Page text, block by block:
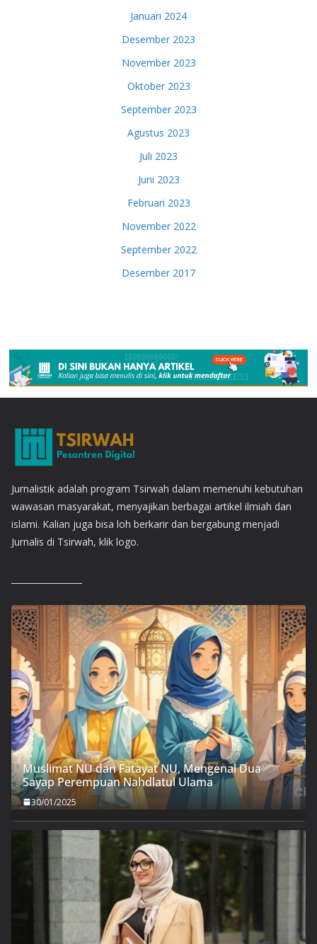
Januari 2024
Desember 2023
November 2023
Oktober 2023
September 2023
Agustus 2023
Juli 2023
Juni 2023
Februari 2023
November 2022
September 2022
Desember 2017
Jurnalistik adalah program Tsirwah dalam memenuhi kebutuhan
wawasan masyarakat, menyajikan berbagai artikel ilmiah dan
islami. Kalian juga bisa loh berkarir dan bergabung menjadi
Jurnalis di Tsirwah, klik logo.
Muslimat NU dan Fatayat NU, Mengenal Dua
Sayap Perempuan Nahdlatul Ulama
30/01/2025